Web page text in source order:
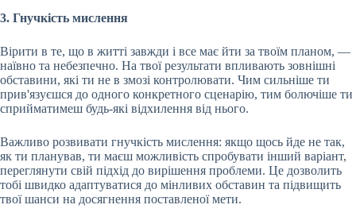
3. Гнучкість мислення
Вірити в те, що в житті завжди і все має йти за твоїм планом, —
наївно та небезпечно. На твої результати впливають зовнішні
обставини, які ти не в змозі контролювати. Чим сильніше ти
прив'язуєшся до одного конкретного сценарію, тим болючіше ти
сприйматимеш будь-які відхилення від нього.
Важливо розвивати гнучкість мислення: якщо щось йде не так,
як ти планував, ти маєш можливість спробувати інший варіант,
переглянути свій підхід до вирішення проблеми. Це дозволить
тобі швидко адаптуватися до мінливих обставин та підвищить
твої шанси на досягнення поставленої мети.